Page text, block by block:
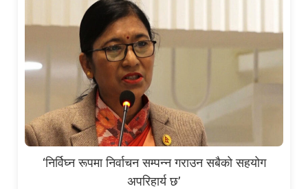
‘निर्विघ्न रूपमा निर्वाचन सम्पन्न गराउन सबैको सहयोग
अपरिहार्य छ’